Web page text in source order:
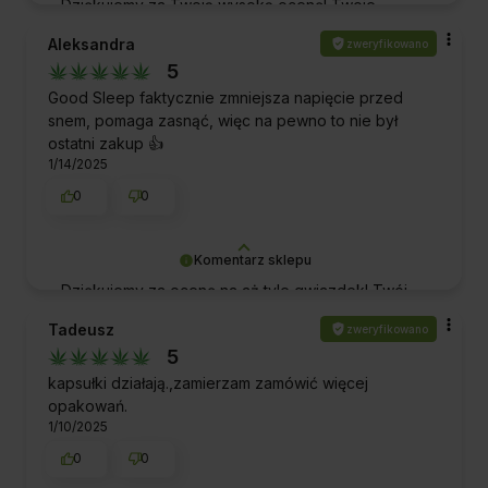
Dziękujemy za Twoją wysoką ocenę! Twoje
wsparcie jest dla nas nieocenione i napędza nas
do jeszcze większych starań o dbałość o jakość.
Pozdrawiamy!
Komentarz sklepu
Dziękujemy za ocenę na aż tyle gwiazdek! Twój
pozytywny feedback sprawia, że cały zespół
czuje się dumny i zmotywowany do jeszcze
lepszej pracy. Pozdrawiamy!
Aleksandra zweryfikowano
5
Good Sleep faktycznie zmniejsza napięcie przed
snem, pomaga zasnąć, więc na pewno to nie był
ostatni zakup 👍️
1/14/2025
0
0
Tadeusz zweryfikowano
5
kapsułki działają.,zamierzam zamówić więcej
opakowań.
1/10/2025
0
0